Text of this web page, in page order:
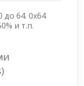
до 64. 0x64
и т.п.